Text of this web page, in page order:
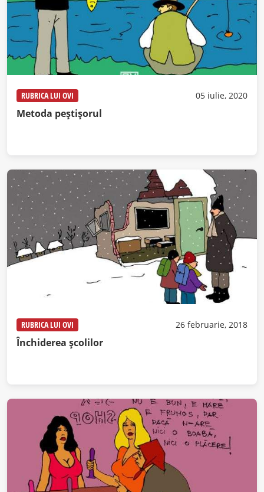
RUBRICA LUI OVI 05 iulie, 2020
Metoda peștișorul
RUBRICA LUI OVI 26 februarie, 2018
Închiderea școlilor